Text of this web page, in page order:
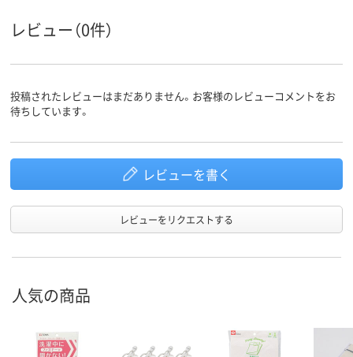
レビュー（0件）
投稿されたレビューはまだありません。お客様のレビューコメントをお
待ちしています。
レビューを書く
レビューをリクエストする
人気の商品